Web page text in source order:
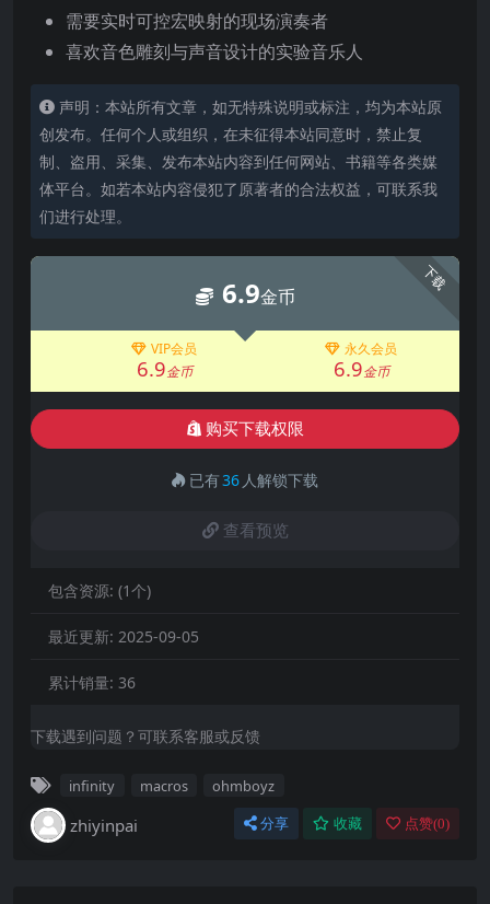
需要实时可控宏映射的现场演奏者
喜欢音色雕刻与声音设计的实验音乐人
声明：本站所有文章，如无特殊说明或标注，均为本站原
创发布。任何个人或组织，在未征得本站同意时，禁止复
制、盗用、采集、发布本站内容到任何网站、书籍等各类媒
体平台。如若本站内容侵犯了原著者的合法权益，可联系我
们进行处理。
下载
6.9金币
VIP会员
6.9金币
永久会员
6.9金币
购买下载权限
已有36 人解锁下载
查看预览
包含资源: (1个)
最近更新: 2025-09-05
累计销量: 36
下载遇到问题？可联系客服或反馈
infinity macros ohmboyz
zhiyinpai 分享 收藏 点赞(0)